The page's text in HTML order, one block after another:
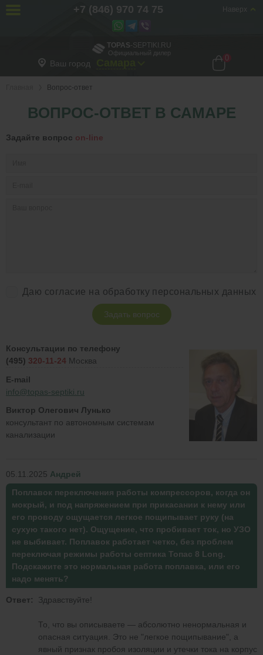
TOPAS-SEPTIKI.RU
Официальный дилер
Ваш город
0
Вопрос-ответ
ВОПРОС-ОТВЕТ В САМАРЕ
Задайте вопрос on-line
Даю согласие на обработку персональных данных
Задать вопрос
Консультации по телефону
(495) 320-11-24 Москва
E-mail
info@topas-septiki.ru
Виктор Олегович Лунько
консультант по автономным системам
канализации
05.11.2025 Андрей
Поплавок переключения работы компрессоров, когда он
мокрый, и под напряжением при прикасании к нему или
его проводу ощущается легкое пощипывает руку (на
сухую такого нет). Ощущение, что пробивает ток, но УЗО
не выбивает. Поплавок работает четко, без проблем
переключая режимы работы септика Топас 8 Long.
Подскажите это нормальная работа поплавка, или его
надо менять?
Ответ: Здравствуйте!
То, что вы описываете — абсолютно ненормальная и
опасная ситуация. Это не "легкое пощипывание", а
явный признак пробоя изоляции и утечки тока на корпус
Наверх
+7 (846) 970 74 75